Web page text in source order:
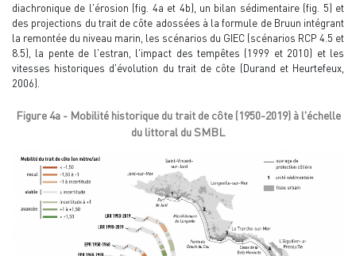
diachronique de l'érosion (fig. 4a et 4b), un bilan sédimentaire (fig. 5) et
des projections du trait de côte adossées à la formule de Bruun intégrant
la remontée du niveau marin, les scénarios du GIEC (scénarios RCP 4.5 et
8.5), la pente de l'estran, l'impact des tempêtes (1999 et 2010) et les
vitesses historiques d'évolution du trait de côte (Durand et Heurtefeux,
2006).
Figure 4a - Mobilité historique du trait de côte (1950-2019) à l'échelle
du littoral du SMBL